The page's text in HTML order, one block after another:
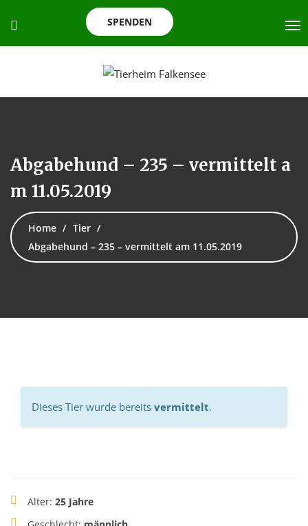
SPENDEN
Abgabehund – 235 – vermittelt a
m 11.05.2019
Home
Tier
Abgabehund – 235 – vermittelt am 11.05.2019
Dieses Tier wurde bereits vermittelt.
Alter: 25 Jahre